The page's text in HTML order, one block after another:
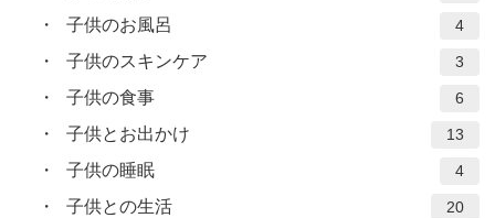
子供のお風呂 4
子供のスキンケア 3
子供の食事 6
子供とお出かけ 13
子供の睡眠 4
子供との生活 20